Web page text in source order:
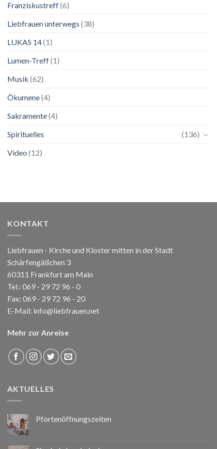
Franziskustreff(6)
Liebfrauen unterwegs (38)
LUKAS 14(1)
Lumen-Treff(1)
Musik (62)
Ökumene(4)
Sakramente(4)
Spirituelles
(136)
Video (12)
KONTAKT
Liebfrauen - Kirche und Kloster mitten in der Stadt
Schärfengäßchen 3
60311 Frankfurt am Main
Tel.: 069 - 29 72 96 - 0
Fax: 069 - 29 72 96 - 20
E-Mail: info@liebfrauen.net
Mehr zur Anreise
AKTUELLES
Pfortenöffnungszeiten